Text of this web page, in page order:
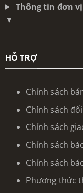
Thông tin đơn
▼
HỖ TRỢ
Chính sách
Chính sách
Chính sách
Chính sách
Chính sách
Phương thức